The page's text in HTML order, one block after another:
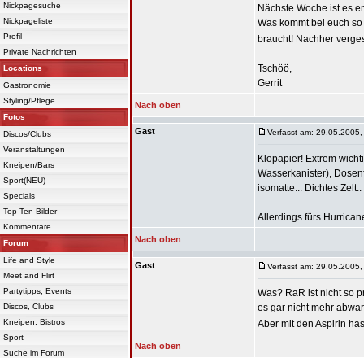
Nickpagesuche
Nickpageliste
Profil
Private Nachrichten
Locations
Gastronomie
Styling/Pflege
Fotos
Discos/Clubs
Veranstaltungen
Kneipen/Bars
Sport(NEU)
Specials
Top Ten Bilder
Kommentare
Forum
Life and Style
Meet and Flirt
Partytipps, Events
Discos, Clubs
Kneipen, Bistros
Sport
Suche im Forum
Nächste Woche ist es
Was kommt bei euch
braucht! Nachher
Tschöö,
Gerrit
Nach oben
Gast Verfasst am:
Klopapier! Extrem
Wasserkanister),
isomatte... Dichtes
Allerdings fürs
Nach oben
Gast Verfasst am:
Was? RaR ist nicht so
es gar nicht mehr
Aber mit den Aspirin
Nach oben